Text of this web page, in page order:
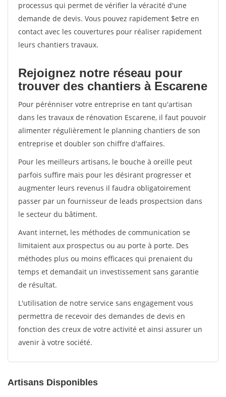
processus qui permet de vérifier la véracité d'une
demande de devis. Vous pouvez rapidement $etre en
contact avec les couvertures pour réaliser rapidement
leurs chantiers travaux.
Rejoignez notre réseau pour
trouver des chantiers à Escarene
Pour pérénniser votre entreprise en tant qu'artisan
dans les travaux de rénovation Escarene, il faut pouvoir
alimenter régulièrement le planning chantiers de son
entreprise et doubler son chiffre d'affaires.
Pour les meilleurs artisans, le bouche à oreille peut
parfois suffire mais pour les désirant progresser et
augmenter leurs revenus il faudra obligatoirement
passer par un fournisseur de leads prospectsion dans
le secteur du bâtiment.
Avant internet, les méthodes de communication se
limitaient aux prospectus ou au porte à porte. Des
méthodes plus ou moins efficaces qui prenaient du
temps et demandait un investissement sans garantie
de résultat.
L'utilisation de notre service sans engagement vous
permettra de recevoir des demandes de devis en
fonction des creux de votre activité et ainsi assurer un
avenir à votre société.
Artisans Disponibles